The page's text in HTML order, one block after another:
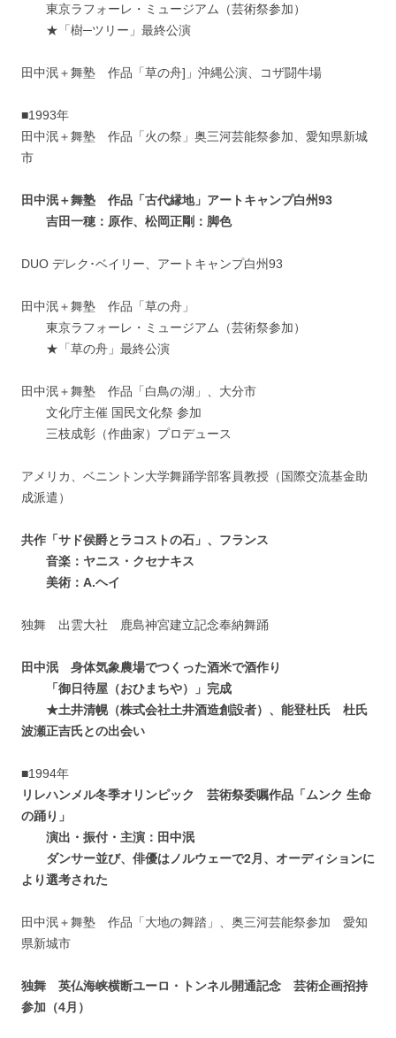
東京ラフォーレ・ミュージアム（芸術祭参加）
★「樹─ツリー」最終公演
田中泯＋舞塾 作品「草の舟]」沖縄公演、コザ闘牛場
■1993年
田中泯＋舞塾 作品「火の祭」奥三河芸能祭参加、愛知県新城
市
田中泯＋舞塾 作品「古代縁地」アートキャンプ白州93
吉田一穂：原作、松岡正剛：脚色
DUO デレク･ベイリー、アートキャンプ白州93
田中泯＋舞塾 作品「草の舟」
東京ラフォーレ・ミュージアム（芸術祭参加）
★「草の舟」最終公演
田中泯＋舞塾 作品「白鳥の湖」、大分市
文化庁主催 国民文化祭 参加
三枝成彰（作曲家）プロデュース
アメリカ、ベニントン大学舞踊学部客員教授（国際交流基金助
成派遣）
共作「サド侯爵とラコストの石」、フランス
音楽：ヤニス・クセナキス
美術：A.ヘイ
独舞 出雲大社 鹿島神宮建立記念奉納舞踊
田中泯 身体気象農場でつくった酒米で酒作り
「御日待屋（おひまちや）」完成
★土井清幌（株式会社土井酒造創設者）、能登杜氏 杜氏
波瀬正吉氏との出会い
■1994年
リレハンメル冬季オリンピック 芸術祭委嘱作品「ムンク 生命
の踊り」
演出・振付・主演：田中泯
ダンサー並び、俳優はノルウェーで2月、オーディションに
より選考された
田中泯＋舞塾 作品「大地の舞踏」、奥三河芸能祭参加 愛知
県新城市
独舞 英仏海峡横断ユーロ・トンネル開通記念 芸術企画招持
参加（4月）